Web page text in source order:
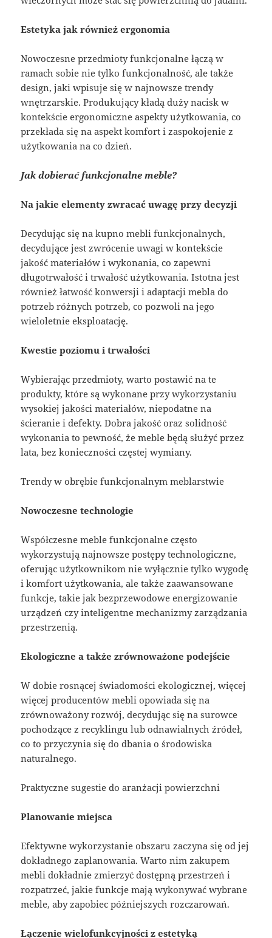
Estetyka jak również ergonomia
Nowoczesne przedmioty funkcjonalne łączą w
ramach sobie nie tylko funkcjonalność, ale także
design, jaki wpisuje się w najnowsze trendy
wnętrzarskie. Produkujący kładą duży nacisk w
kontekście ergonomiczne aspekty użytkowania, co
przekłada się na aspekt komfort i zaspokojenie z
użytkowania na co dzień.
Jak dobierać funkcjonalne meble?
Na jakie elementy zwracać uwagę przy decyzji
Decydując się na kupno mebli funkcjonalnych,
decydujące jest zwrócenie uwagi w kontekście
jakość materiałów i wykonania, co zapewni
długotrwałość i trwałość użytkowania. Istotna jest
również łatwość konwersji i adaptacji mebla do
potrzeb różnych potrzeb, co pozwoli na jego
wieloletnie eksploatację.
Kwestie poziomu i trwałości
Wybierając przedmioty, warto postawić na te
produkty, które są wykonane przy wykorzystaniu
wysokiej jakości materiałów, niepodatne na
ścieranie i defekty. Dobra jakość oraz solidność
wykonania to pewność, że meble będą służyć przez
lata, bez konieczności częstej wymiany.
Trendy w obrębie funkcjonalnym meblarstwie
Nowoczesne technologie
Współczesne meble funkcjonalne często
wykorzystują najnowsze postępy technologiczne,
oferując użytkownikom nie wyłącznie tylko wygodę
i komfort użytkowania, ale także zaawansowane
funkcje, takie jak bezprzewodowe energizowanie
urządzeń czy inteligentne mechanizmy zarządzania
przestrzenią.
Ekologiczne a także zrównoważone podejście
W dobie rosnącej świadomości ekologicznej, więcej
więcej producentów mebli opowiada się na
zrównoważony rozwój, decydując się na surowce
pochodzące z recyklingu lub odnawialnych źródeł,
co to przyczynia się do dbania o środowiska
naturalnego.
Praktyczne sugestie do aranżacji powierzchni
Planowanie miejsca
Efektywne wykorzystanie obszaru zaczyna się od jej
dokładnego zaplanowania. Warto nim zakupem
mebli dokładnie zmierzyć dostępną przestrzeń i
rozpatrzeć, jakie funkcje mają wykonywać wybrane
meble, aby zapobiec późniejszych rozczarowań.
Łączenie wielofunkcyjności z estetyką